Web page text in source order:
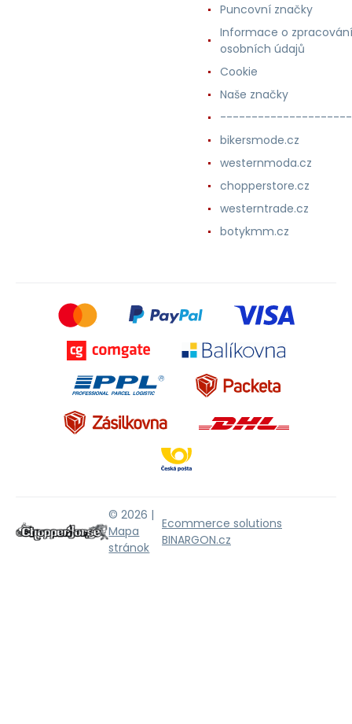
Puncovní značky
Informace o zpracování
osobních údajů
Cookie
Naše značky
bikersmode.cz
westernmoda.cz
chopperstore.cz
westerntrade.cz
botykmm.cz
© 2026 |
Mapa
stránok
Ecommerce solutions
BINARGON.cz